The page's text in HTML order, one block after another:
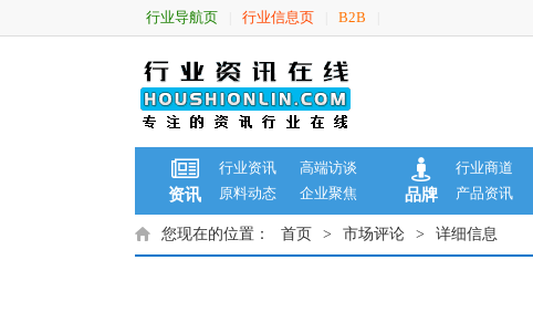
行业导航页 行业信息页 B2B
资讯
行业资讯
高端访谈
原料动态
企业聚焦 品牌
行业商道
产品资讯
您现在的位置： 首页 > 市场评论 > 详细信息